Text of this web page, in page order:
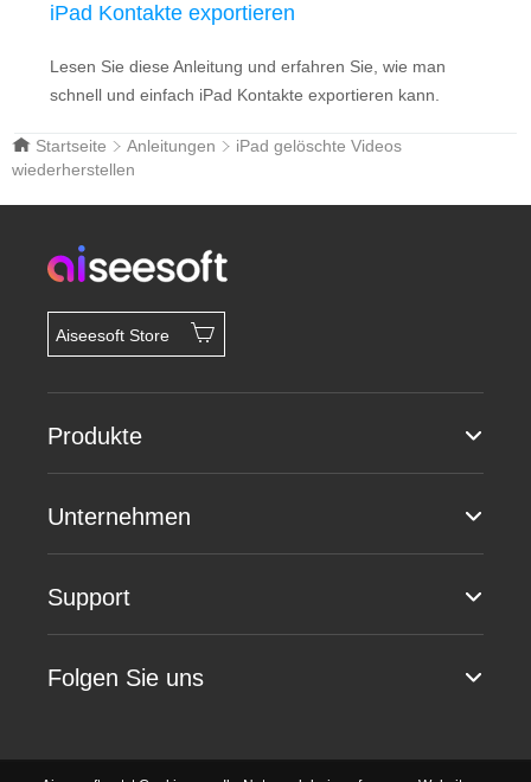
iPad Kontakte exportieren
Lesen Sie diese Anleitung und erfahren Sie, wie man
schnell und einfach iPad Kontakte exportieren kann.
Startseite Anleitungen
iPad gelöschte Videos
wiederherstellen
Aiseesoft Store
Produkte
Unternehmen
Support
Folgen Sie uns